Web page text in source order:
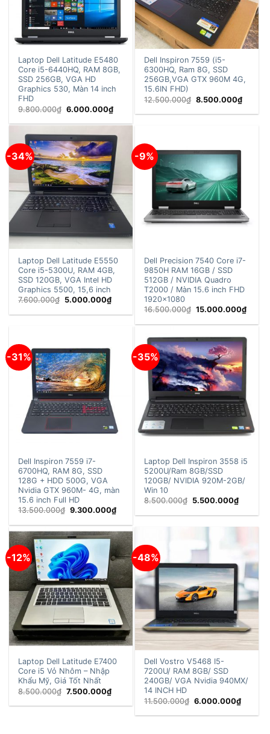
Laptop Dell Latitude E5480
Core i5-6440HQ, RAM 8GB,
SSD 256GB, VGA HD
Graphics 530, Màn 14 inch
FHD
9.800.000₫ Giá
gốc
là:
6.000.000₫Giá
tại
6.000.000₫.
Dell Inspiron 7559 (i5-
6300HQ, Ram 8G, SSD
256GB,VGA GTX 960M 4G,
15.6IN FHD)
12.500.000₫ Giá
là:
8.500.000₫Giá
tại
-34%
Laptop Dell Latitude E5550
Core i5-5300U, RAM 4GB,
SSD 120GB, VGA Intel HD
Graphics 5500, 15,6 inch
7.600.000₫ Giá
là:
5.000.000₫Giá
tại
-9%
Dell Precision 7540 Core i7-
9850H RAM 16GB / SSD
512GB / NVIDIA Quadro
T2000 / Màn 15.6 inch FHD
1920×1080
16.500.000₫ Giá
là:
15.000.000₫Giá
tại
-31%
Dell Inspiron 7559 i7-
6700HQ, RAM 8G, SSD
128G + HDD 500G, VGA
Nvidia GTX 960M- 4G, màn
15.6 inch Full HD
13.500.000₫ Giá
là:
13.500.000₫.
9.300.000₫Giá
tại
là:
9.300.000₫.
-35%
Laptop Dell Inspiron 3558 i5
5200U/Ram 8GB/SSD
120GB/ NVIDIA 920M-2GB/
Win 10
8.500.000₫ Giá
là:
5.500.000₫Giá
tại
-12%
Laptop Dell Latitude E7400
Core i5 Vỏ Nhôm – Nhập
Khẩu Mỹ, Giá Tốt Nhất
8.500.000₫ Giá
gốc
là:
7.500.000₫Giá
tại
-48%
Dell Vostro V5468 I5-
7200U/ RAM 8GB/ SSD
240GB/ VGA Nvidia 940MX/
14 INCH HD
11.500.000₫ Giá
gốc
là:
6.000.000₫Giá
tại